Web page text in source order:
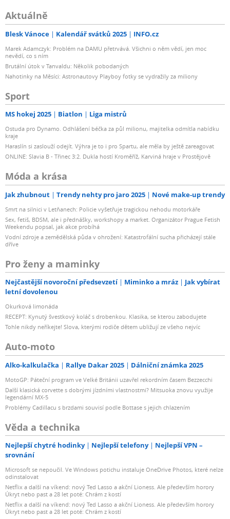
Aktuálně
Blesk Vánoce Kalendář svátků 2025 INFO.cz
Marek Adamczyk: Problém na DAMU přetrvává. Všichni o něm vědí, jen moc
nevědí, co s ním
Brutální útok v Tanvaldu: Několik pobodaných
Nahotinky na Měsíci: Astronautovy Playboy fotky se vydražily za miliony
Sport
MS hokej 2025 Biatlon Liga mistrů
Ostuda pro Dynamo. Odhlášení béčka za půl milionu, majitelka odmítla nabídku
kraje
Haraslín si zaslouží odejít. Výhra je to i pro Spartu, ale měla by ještě zareagovat
ONLINE: Slavia B - Třinec 3:2. Dukla hostí Kroměříž, Karviná hraje v Prostějově
Móda a krása
Jak zhubnout Trendy nehty pro jaro 2025 Nové make-up trendy
Smrt na silnici v Letňanech: Policie vyšetřuje tragickou nehodu motorkáře
Sex, fetiš, BDSM, ale i přednášky, workshopy a market. Organizátor Prague Fetish
Weekendu popsal, jak akce probíhá
Vodní zdroje a zemědělská půda v ohrožení: Katastrofální sucha přicházejí stále
dříve
Pro ženy a maminky
Nejčastější novoroční předsevzetí Miminko a mráz
Jak vybírat
letní dovolenou
Okurková limonáda
RECEPT: Kynutý švestkový koláč s drobenkou. Klasika, se kterou zabodujete
Tohle nikdy neříkejte! Slova, kterými rodiče dětem ubližují ze všeho nejvíc
Auto-moto
Alko-kalkulačka Rallye Dakar 2025 Dálniční známka 2025
MotoGP: Páteční program ve Velké Británii uzavřel rekordním časem Bezzecchi
Další klasická corvette s dobrými jízdními vlastnostmi? Mitsuoka znovu využije
legendární MX-5
Problémy Cadillacu s brzdami souvisí podle Bottase s jejich chlazením
Věda a technika
Nejlepší chytré hodinky Nejlepší telefony
Nejlepší VPN –
srovnání
Microsoft se nepoučil. Ve Windows potichu instaluje OneDrive Photos, které nelze
odinstalovat
Netflix a další na víkend: nový Ted Lasso a akční Lioness. Ale především horory
Úkryt nebo past a 28 let poté: Chrám z kostí
Netflix a další na víkend: nový Ted Lasso a akční Lioness. Ale především horory
Úkryt nebo past a 28 let poté: Chrám z kostí